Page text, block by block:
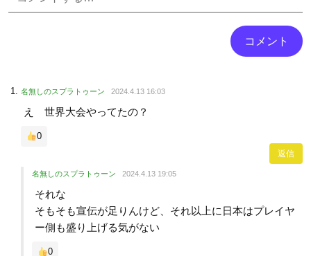
名無しのスプラトゥーン 2024.4.13 16:03
え 世界大会やってたの？
0
返信
名無しのスプラトゥーン 2024.4.13 19:05
それな
そもそも宣伝が足りんけど、それ以上に日本はプレイヤ
ー側も盛り上げる気がない
0